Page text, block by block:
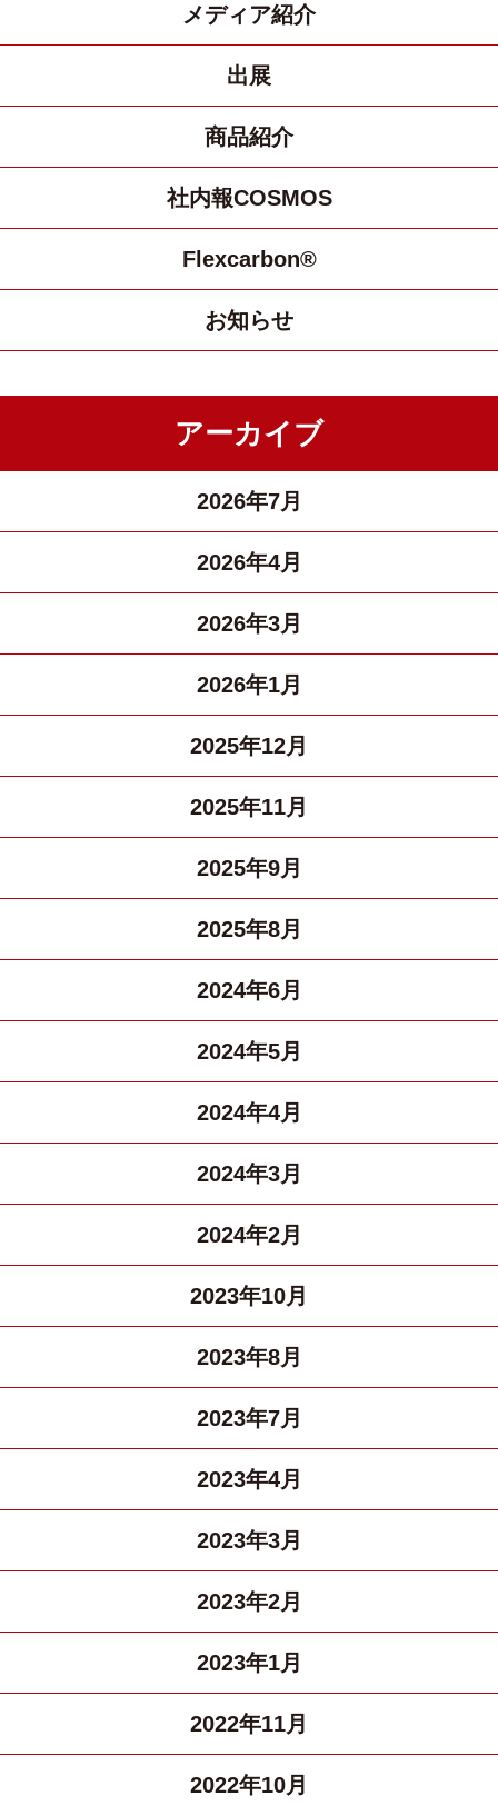
メディア紹介
出展
商品紹介
社内報COSMOS
Flexcarbon®
お知らせ
アーカイブ
2026年7月
2026年4月
2026年3月
2026年1月
2025年12月
2025年11月
2025年9月
2025年8月
2024年6月
2024年5月
2024年4月
2024年3月
2024年2月
2023年10月
2023年8月
2023年7月
2023年4月
2023年3月
2023年2月
2023年1月
2022年11月
2022年10月